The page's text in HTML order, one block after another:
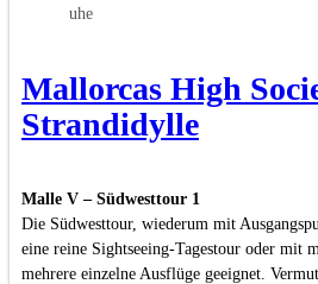
uhe
Mallorcas High
Strandidylle
Malle V – Südwesttour 1
Die Südwesttour, wiederum mit
eine reine Sightseeing-Tagestour oder mit
mehrere einzelne Ausflüge geeignet.